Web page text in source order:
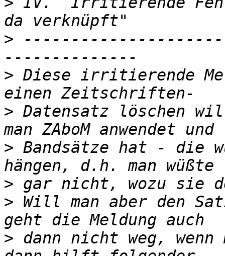
>
> Diese irritierende
> Datensatz löschen
> Bandsätze hat - die
>
> Will man aber den
> dann nicht weg,